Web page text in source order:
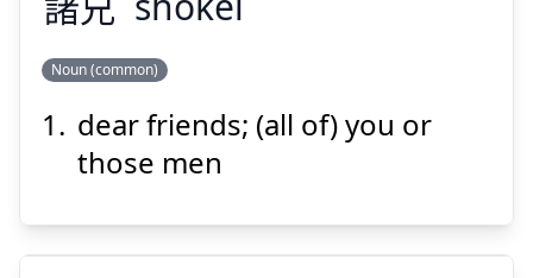
兄
しょ
けい
Noun (common)
dear friends; (all of) you or
those men